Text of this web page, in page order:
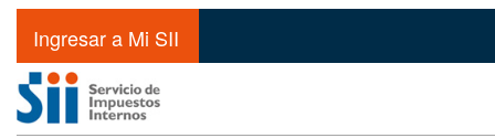
Ingresar a Mi SII